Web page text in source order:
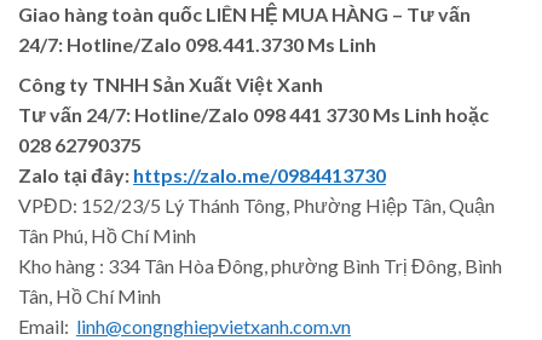
Giao hàng toàn quốc LIÊN HỆ MUA HÀNG – Tư vấn
24/7: Hotline/Zalo 098.441.3730 Ms Linh
Công ty TNHH Sản Xuất Việt Xanh
Tư vấn 24/7: Hotline/Zalo 098 441 3730 Ms Linh hoặc
028 62790375
Zalo tại đây: https://zalo.me/0984413730
VPĐD: 152/23/5 Lý Thánh Tông, Phường Hiệp Tân, Quận
Tân Phú, Hồ Chí Minh
Kho hàng : 334 Tân Hòa Đông, phường Bình Trị Đông, Bình
Tân, Hồ Chí Minh
Email: linh@congnghiepvietxanh.com.vn